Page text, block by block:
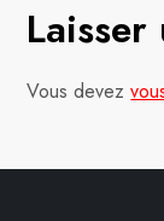
a
t
Vous devez